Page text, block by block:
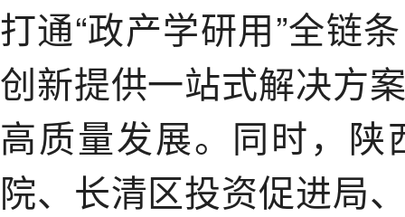
打通“政产学研用”全链
创新提供一站式解决方
高质量发展。同时，
院、长清区投资促进局